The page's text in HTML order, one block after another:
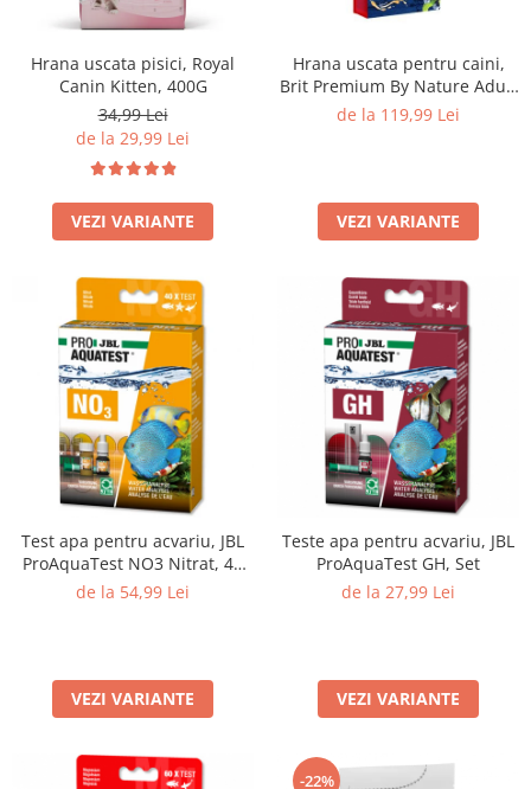
Hrana uscata pisici, Royal
Canin Kitten, 400G
34,99 Lei
de la 29,99 Lei
VEZI VARIANTE
Hrana uscata pentru caini,
Brit Premium By Nature Adult
L, 15 Kg
de la 119,99 Lei
VEZI VARIANTE
Test apa pentru acvariu, JBL
ProAquaTest NO3 Nitrat, 40
Teste
de la 54,99 Lei
VEZI VARIANTE
Teste apa pentru acvariu, JBL
ProAquaTest GH, Set
de la 27,99 Lei
VEZI VARIANTE
-22%